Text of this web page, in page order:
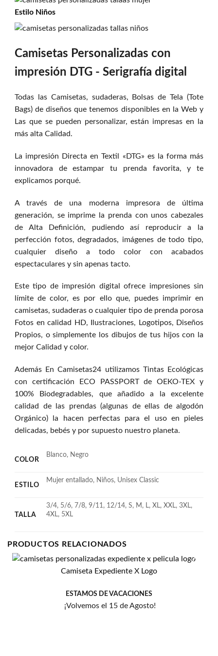
Estilo Niños
Camisetas Personalizadas con
impresión DTG - Serigrafía digital
Todas las Camisetas, sudaderas, Bolsas de Tela (Tote
Bags) de diseños que tenemos disponibles en la Web y
Las que se pueden personalizar, están impresas en la
más alta Calidad.
La impresión Directa en Textil «DTG» es la forma más
innovadora de estampar tu prenda favorita, y te
explicamos porqué.
A través de una moderna impresora de última
generación, se imprime la prenda con unos cabezales
de Alta Definición, pudiendo así reproducir a la
perfección fotos, degradados, imágenes de todo tipo,
cualquier diseño a todo color con acabados
espectaculares y sin apenas tacto.
Este tipo de impresión digital ofrece impresiones sin
límite de color, es por ello que, puedes imprimir en
camisetas, sudaderas o cualquier tipo de prenda porosa
Fotos en calidad HD, Ilustraciones, Logotipos, Diseños
Propios, o simplemente los dibujos de tus hijos con la
mejor Calidad y color.
Además En Camisetas24 utilizamos Tintas Ecológicas
con certificación ECO PASSPORT de OEKO-TEX y
100% Biodegradables, que añadido a la excelente
calidad de las prendas (algunas de ellas de algodón
Orgánico) la hacen perfectas para el uso en pieles
delicadas, bebés y por supuesto nuestro planeta.
COLOR
Blanco, Negro
ESTILO
Mujer entallado, Niños, Unisex Classic
TALLA
3/4, 5/6, 7/8, 9/11, 12/14, S, M, L, XL, XXL, 3XL,
4XL, 5XL
PRODUCTOS RELACIONADOS
Camiseta Expediente X Logo
ESTAMOS DE VACACIONES
¡Volvemos el 15 de Agosto!